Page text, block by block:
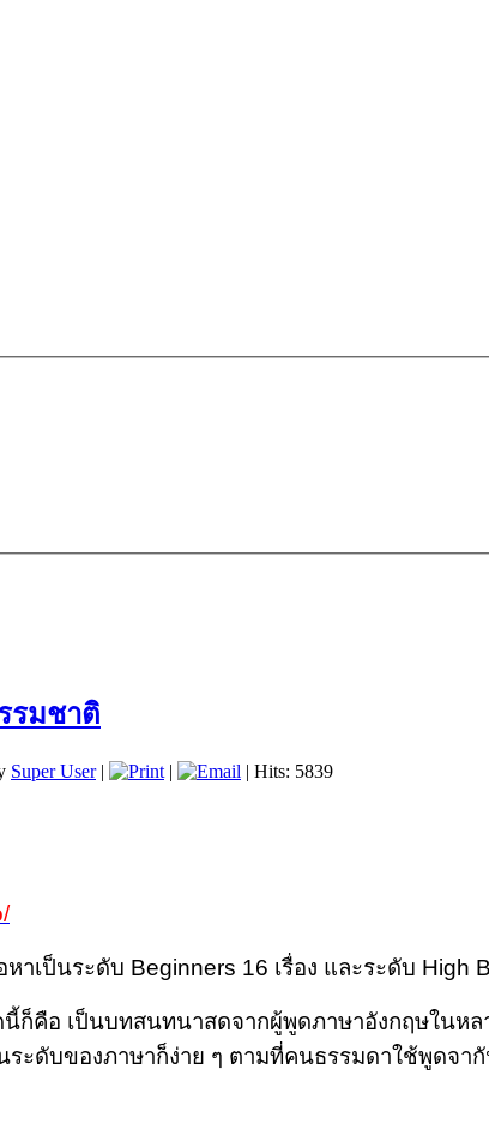
รมชาติ
Super User| | | Hits: 5839
าเป็นระดับ Beginners 16 เรื่อง และระดับ High
อ เป็นบทสนทนาสดจากผู้พูดภาษาอังกฤษในหล
ะดับของภาษาก็ง่าย ๆ ตามที่คนธรรมดาใช้พูดจา